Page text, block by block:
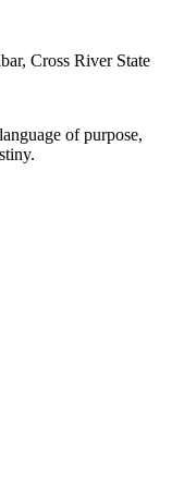
Cross River State
of purpose,